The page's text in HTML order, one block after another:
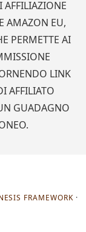
AFFILIAZIONE
AMAZON EU,
PERMETTE AI
LINK
AFFILIATO
GUADAGNO
FRAMEWORK·